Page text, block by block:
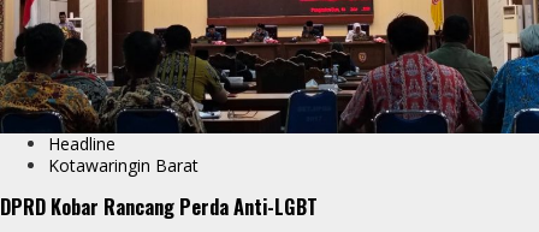
Headline
Kotawaringin Barat
DPRD Kobar Rancang Perda Anti-LGBT